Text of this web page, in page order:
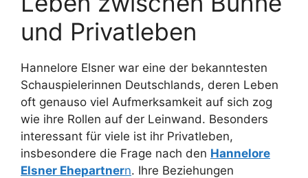
und Privatleben
Hannelore Elsner war eine der bekanntesten
Schauspielerinnen Deutschlands, deren Leben
oft genauso viel Aufmerksamkeit auf sich zog
wie ihre Rollen auf der Leinwand. Besonders
interessant für viele ist ihr Privatleben,
insbesondere die Frage nach den Hannelore
Elsner Ehepartnern. Ihre Beziehungen